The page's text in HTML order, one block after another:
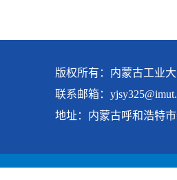
版权所有：内蒙古工业
联系邮箱：
地址：内蒙古呼和浩特